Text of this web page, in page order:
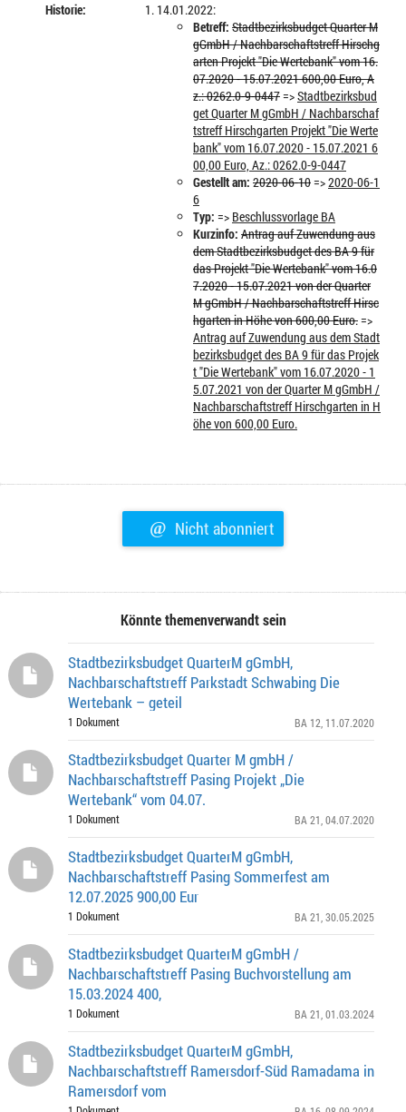
Historie:
14.01.2022:
Betreff: Stadtbezirksbudget Quarter M
gGmbH / Nachbarschaftstreff Hirschg
arten Projekt "Die Wertebank" vom 16.
07.2020 - 15.07.2021 600,00 Euro, A
z.: 0262.0-9-0447=>Stadtbezirksbud
get Quarter M gGmbH / Nachbarschaf
tstreff Hirschgarten Projekt "Die Werte
bank" vom 16.07.2020 - 15.07.2021 6
00,00 Euro, Az.: 0262.0-9-0447
Gestellt am: 2020-06-10=>2020-06-1
6
Typ: => Beschlussvorlage BA
Kurzinfo: Antrag auf Zuwendung aus
dem Stadtbezirksbudget des BA 9 für
das Projekt "Die Wertebank" vom 16.0
7.2020 - 15.07.2021 von der Quarter
M gGmbH / Nachbarschaftstreff Hirsc
hgarten in Höhe von 600,00 Euro.=>
Antrag auf Zuwendung aus dem Stadt
bezirksbudget des BA 9 für das Projek
t "Die Wertebank" vom 16.07.2020 - 1
5.07.2021 von der Quarter M gGmbH /
Nachbarschaftstreff Hirschgarten in H
öhe von 600,00 Euro.
@ Nicht abonniert
Könnte themenverwandt sein
Stadtbezirksbudget QuarterM gGmbH,
Nachbarschaftstreff Parkstadt Schwabing Die
Wertebank – geteil
1 Dokument BA 12 , 11.07.2020
Stadtbezirksbudget Quarter M gmbH /
Nachbarschaftstreff Pasing Projekt „Die
Wertebank“ vom 04.07.
1 Dokument BA 21 , 04.07.2020
Stadtbezirksbudget QuarterM gGmbH,
Nachbarschaftstreff Pasing Sommerfest am
12.07.2025 900,00 Eur
1 Dokument BA 21 , 30.05.2025
Stadtbezirksbudget QuarterM gGmbH /
Nachbarschaftstreff Pasing Buchvorstellung am
15.03.2024 400,
1 Dokument BA 21 , 01.03.2024
Stadtbezirksbudget QuarterM gGmbH,
Nachbarschaftstreff Ramersdorf-Süd Ramadama in
Ramersdorf vom